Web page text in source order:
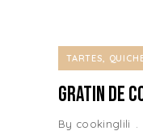
TARTES,
Gratin de
By cookinglili